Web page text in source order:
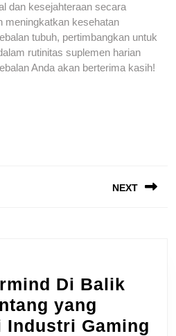
dan kesejahteraan secara
meningkatkan kesehatan
tubuh, pertimbangkan untuk
rutinitas suplemen harian
Anda akan berterima kasih!
NEXT
Di Balik
yang
Industri Gaming